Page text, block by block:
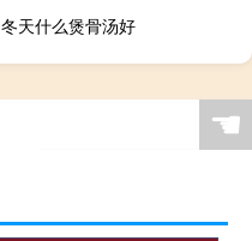
冬天什么煲骨汤好
☚